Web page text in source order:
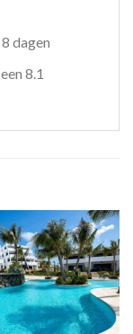
dagen
8.1